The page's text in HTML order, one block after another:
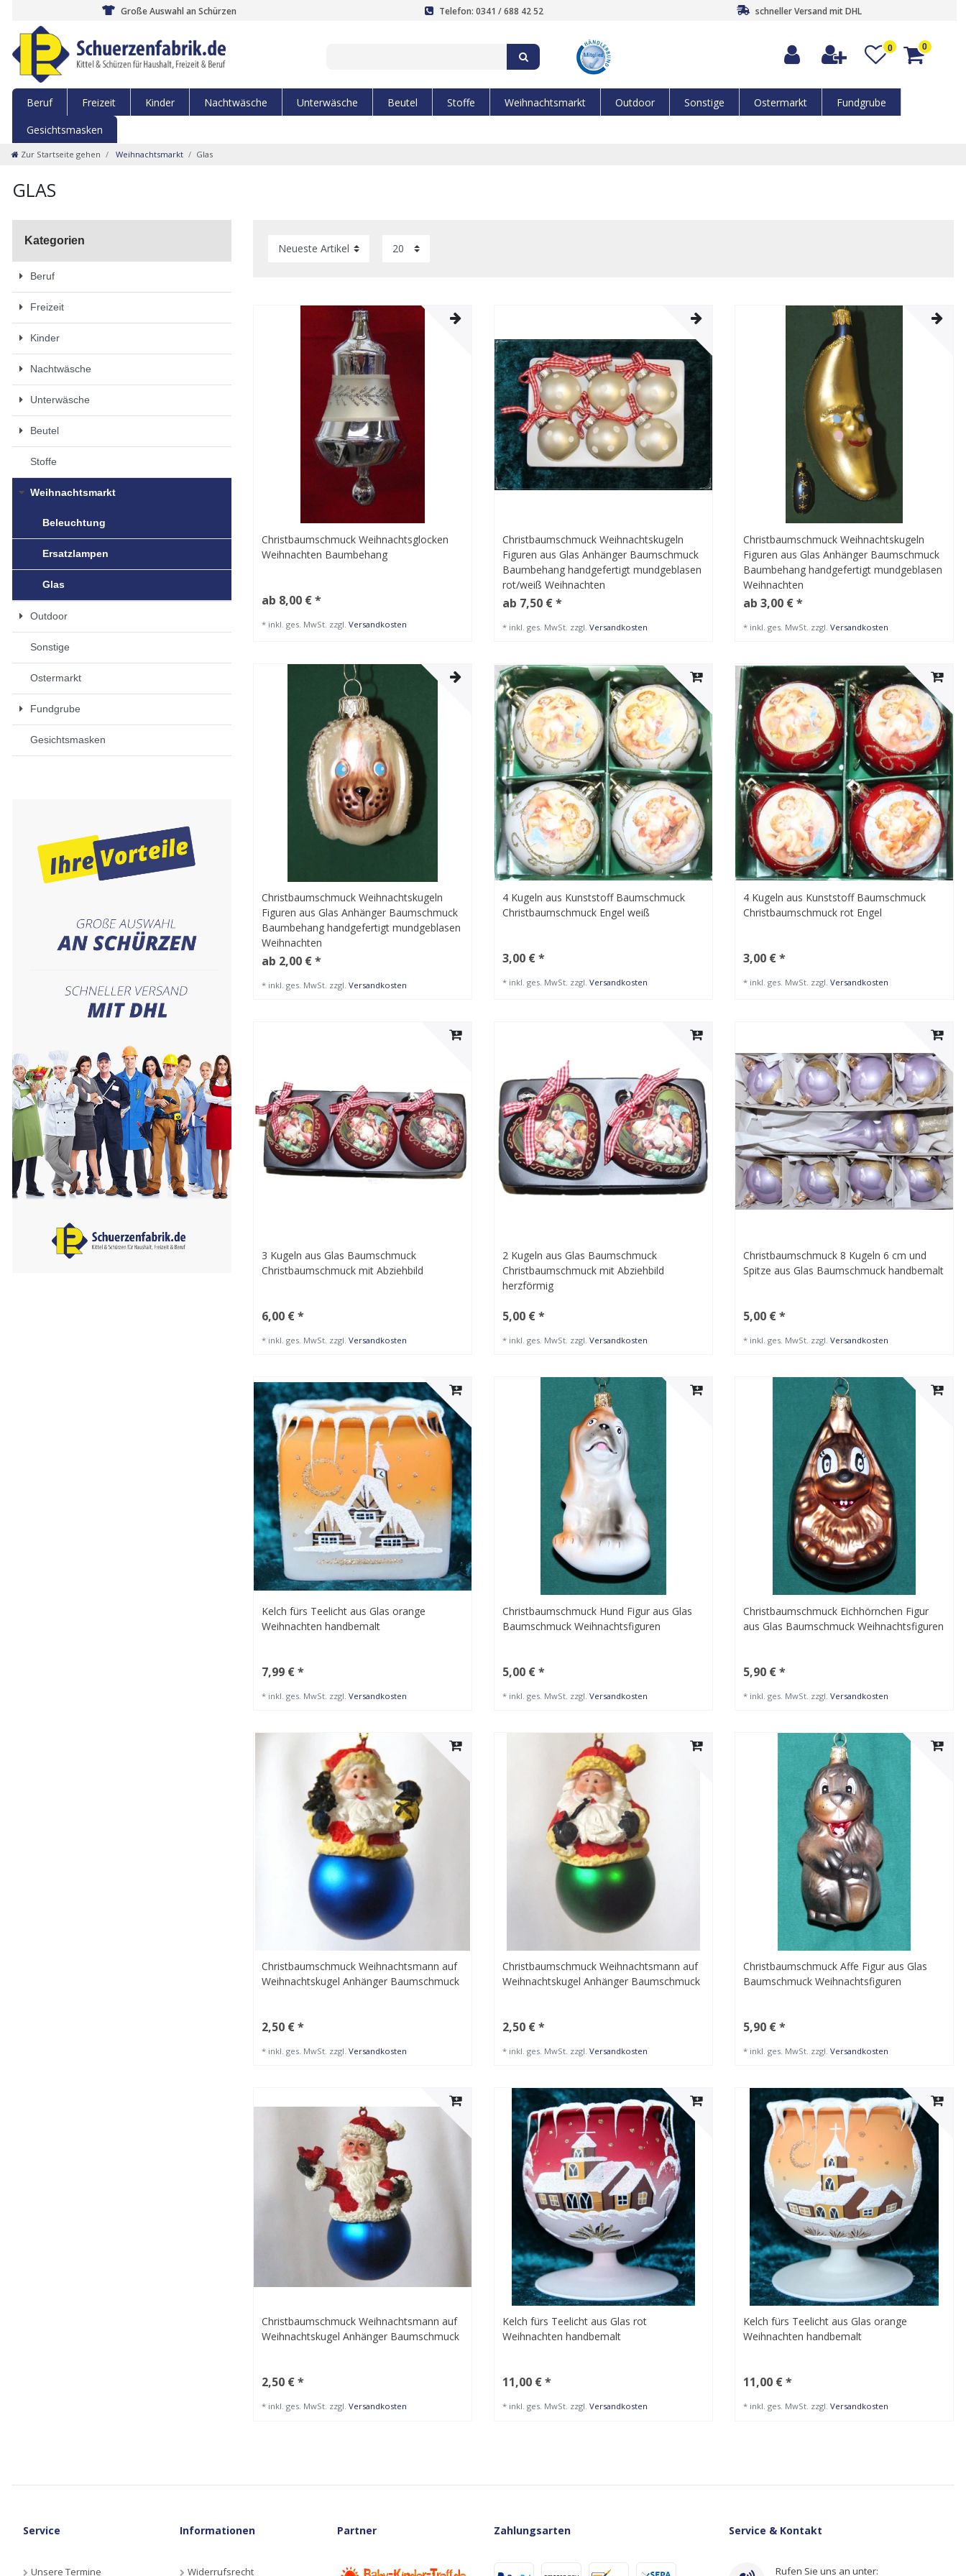
Große Auswahl an Schürzen Telefon: 0341 / 688 42 52 schneller Versand mit DHL
0 0
Beruf Freizeit Kinder Nachtwäsche Unterwäsche Beutel Stoffe Weihnachtsmarkt Outdoor Sonstige Ostermarkt
Fundgrube
Gesichtsmasken
Zur Startseite gehen Weihnachtsmarkt Glas
GLAS
Kategorien
Beruf
Freizeit
Kinder
Nachtwäsche
Unterwäsche
Beutel
Stoffe
Weihnachtsmarkt
Beleuchtung
Ersatzlampen
Glas
Outdoor
Sonstige
Ostermarkt
Fundgrube
Gesichtsmasken
Christbaumschmuck Weihnachtsglocken
Weihnachten Baumbehang
ab 8,00 € *
* inkl. ges. MwSt. zzgl.Versandkosten
Christbaumschmuck Weihnachtskugeln
Figuren aus Glas Anhänger Baumschmuck
Baumbehang handgefertigt mundgeblasen
rot/weiß Weihnachten
ab 7,50 € *
* inkl. ges. MwSt. zzgl.Versandkosten
Christbaumschmuck Weihnachtskugeln
Figuren aus Glas Anhänger Baumschmuck
Baumbehang handgefertigt mundgeblasen
Weihnachten
ab 3,00 € *
* inkl. ges. MwSt. zzgl.Versandkosten
Christbaumschmuck Weihnachtskugeln
Figuren aus Glas Anhänger Baumschmuck
Baumbehang handgefertigt mundgeblasen
Weihnachten
ab 2,00 € *
* inkl. ges. MwSt. zzgl.Versandkosten
4 Kugeln aus Kunststoff Baumschmuck
Christbaumschmuck Engel weiß
3,00 € *
* inkl. ges. MwSt. zzgl.Versandkosten
4 Kugeln aus Kunststoff Baumschmuck
Christbaumschmuck rot Engel
3,00 € *
* inkl. ges. MwSt. zzgl.Versandkosten
3 Kugeln aus Glas Baumschmuck
Christbaumschmuck mit Abziehbild
6,00 € *
* inkl. ges. MwSt. zzgl.Versandkosten
2 Kugeln aus Glas Baumschmuck
Christbaumschmuck mit Abziehbild
herzförmig
5,00 € *
* inkl. ges. MwSt. zzgl.Versandkosten
Christbaumschmuck 8 Kugeln 6 cm und
Spitze aus Glas Baumschmuck handbemalt
5,00 € *
* inkl. ges. MwSt. zzgl.Versandkosten
Kelch fürs Teelicht aus Glas orange
Weihnachten handbemalt
7,99 € *
* inkl. ges. MwSt. zzgl.Versandkosten
Christbaumschmuck Hund Figur aus Glas
Baumschmuck Weihnachtsfiguren
5,00 € *
* inkl. ges. MwSt. zzgl.Versandkosten
Christbaumschmuck Eichhörnchen Figur
aus Glas Baumschmuck Weihnachtsfiguren
5,90 € *
* inkl. ges. MwSt. zzgl.Versandkosten
Christbaumschmuck Weihnachtsmann auf
Weihnachtskugel Anhänger Baumschmuck
2,50 € *
* inkl. ges. MwSt. zzgl.Versandkosten
Christbaumschmuck Weihnachtsmann auf
Weihnachtskugel Anhänger Baumschmuck
2,50 € *
* inkl. ges. MwSt. zzgl.Versandkosten
Christbaumschmuck Affe Figur aus Glas
Baumschmuck Weihnachtsfiguren
5,90 € *
* inkl. ges. MwSt. zzgl.Versandkosten
Christbaumschmuck Weihnachtsmann auf
Weihnachtskugel Anhänger Baumschmuck
2,50 € *
* inkl. ges. MwSt. zzgl.Versandkosten
Kelch fürs Teelicht aus Glas rot
Weihnachten handbemalt
11,00 € *
* inkl. ges. MwSt. zzgl.Versandkosten
Kelch fürs Teelicht aus Glas orange
Weihnachten handbemalt
11,00 € *
* inkl. ges. MwSt. zzgl.Versandkosten
Service
Unsere Termine
Informationen
Widerrufsrecht
Partner Zahlungsarten Service & Kontakt
Rufen Sie uns an unter: